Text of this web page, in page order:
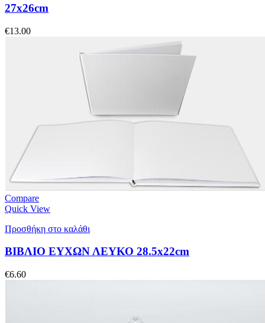
27x26cm
€13.00
Compare
Quick View
Προσθήκη στο καλάθι
ΒΙΒΛΙΟ ΕΥΧΩΝ ΛΕΥΚΟ 28.5x22cm
€6.60